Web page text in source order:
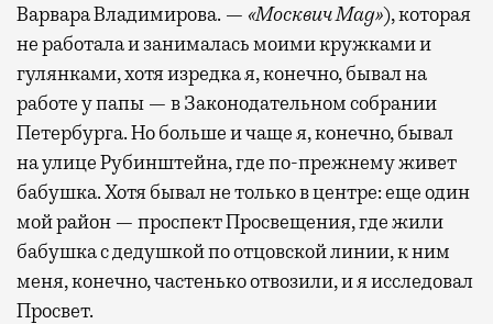
Варвара Владимирова. — «Москвич Mag»), которая
не работала и занималась моими кружками и
гулянками, хотя изредка я, конечно, бывал на
работе у папы — в Законодательном собрании
Петербурга. Но больше и чаще я, конечно, бывал
на улице Рубинштейна, где по-прежнему живет
бабушка. Хотя бывал не только в центре: еще один
мой район — проспект Просвещения, где жили
бабушка с дедушкой по отцовской линии, к ним
меня, конечно, частенько отвозили, и я исследовал
Просвет.